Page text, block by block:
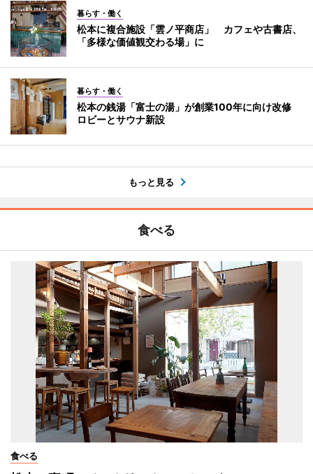
暮らす・働く
松本に複合施設「雲ノ平商店」 カフェや古書店、
「多様な価値観交わる場」に
暮らす・働く
松本の銭湯「富士の湯」が創業100年に向け改修
ロビーとサウナ新設
もっと見る
食べる
食べる